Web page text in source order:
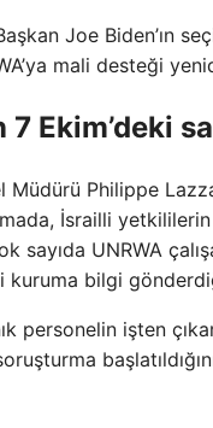
Joe Biden’ın
mali desteği
7 Ekim’deki
Müdürü Philippe
İsrailli
sayıda UNRWA
kuruma bilgi
personelin işten